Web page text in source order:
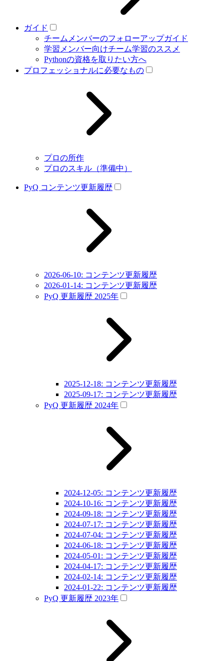
ガイド
チームメンバーのフォローアップガイド
学習メンバー向けチーム学習のススメ
Pythonの資格を取りたい方へ
プロフェッショナルに必要なもの
プロの所作
プロのスキル（準備中）
PyQ コンテンツ更新履歴
2026-06-10: コンテンツ更新履歴
2026-01-14: コンテンツ更新履歴
PyQ 更新履歴 2025年
2025-12-18: コンテンツ更新履歴
2025-09-17: コンテンツ更新履歴
PyQ 更新履歴 2024年
2024-12-05: コンテンツ更新履歴
2024-10-16: コンテンツ更新履歴
2024-09-18: コンテンツ更新履歴
2024-07-17: コンテンツ更新履歴
2024-07-04: コンテンツ更新履歴
2024-06-18: コンテンツ更新履歴
2024-05-01: コンテンツ更新履歴
2024-04-17: コンテンツ更新履歴
2024-02-14: コンテンツ更新履歴
2024-01-22: コンテンツ更新履歴
PyQ 更新履歴 2023年